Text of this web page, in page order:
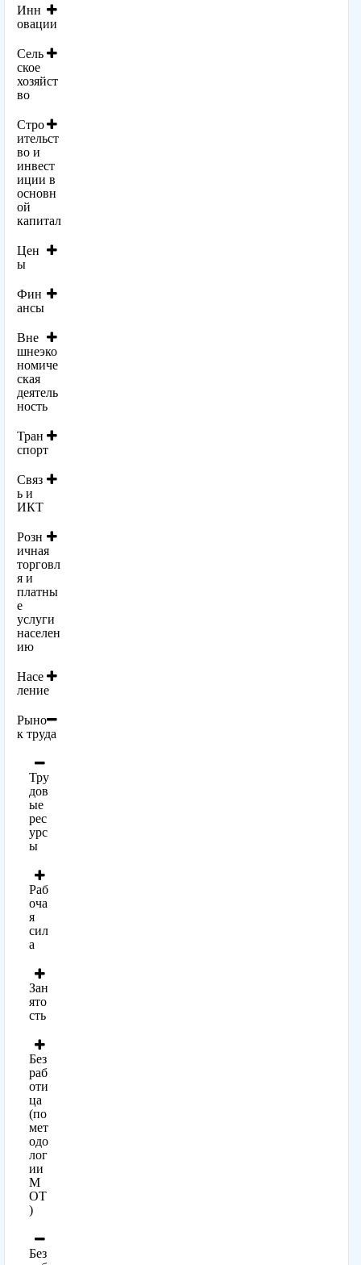
Инн
овации
Сель
ское
хозяйст
во
Стро
ительст
во и
инвест
иции в
основн
ой
капитал
Цен
ы
Фин
ансы
Вне
шнеэко
номиче
ская
деятель
ность
Тран
спорт
Связ
ь и
ИКТ
Розн
ичная
торговл
я и
платны
е
услуги
населен
ию
Насе
ление
Рыно
к труда
Тру
дов
ые
рес
урс
ы
Раб
оча
я
сил
а
Зан
ято
сть
Без
раб
оти
ца
(по
мет
одо
лог
ии
М
ОТ
)
Без